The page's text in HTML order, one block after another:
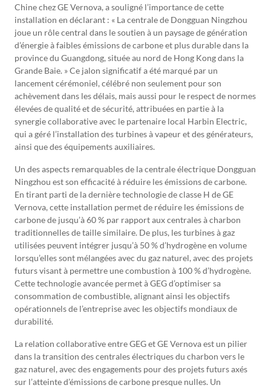
Chine chez GE Vernova, a souligné l’importance de cette
installation en déclarant : « La centrale de Dongguan Ningzhou
joue un rôle central dans le soutien à un paysage de génération
d’énergie à faibles émissions de carbone et plus durable dans la
province du Guangdong, située au nord de Hong Kong dans la
Grande Baie. » Ce jalon significatif a été marqué par un
lancement cérémoniel, célébré non seulement pour son
achèvement dans les délais, mais aussi pour le respect de normes
élevées de qualité et de sécurité, attribuées en partie à la
synergie collaborative avec le partenaire local Harbin Electric,
qui a géré l’installation des turbines à vapeur et des générateurs,
ainsi que des équipements auxiliaires.
Un des aspects remarquables de la centrale électrique Dongguan
Ningzhou est son efficacité à réduire les émissions de carbone.
En tirant parti de la dernière technologie de classe H de GE
Vernova, cette installation permet de réduire les émissions de
carbone de jusqu’à 60 % par rapport aux centrales à charbon
traditionnelles de taille similaire. De plus, les turbines à gaz
utilisées peuvent intégrer jusqu’à 50 % d’hydrogène en volume
lorsqu’elles sont mélangées avec du gaz naturel, avec des projets
futurs visant à permettre une combustion à 100 % d’hydrogène.
Cette technologie avancée permet à GEG d’optimiser sa
consommation de combustible, alignant ainsi les objectifs
opérationnels de l’entreprise avec les objectifs mondiaux de
durabilité.
La relation collaborative entre GEG et GE Vernova est un pilier
dans la transition des centrales électriques du charbon vers le
gaz naturel, avec des engagements pour des projets futurs axés
sur l’atteinte d’émissions de carbone presque nulles. Un